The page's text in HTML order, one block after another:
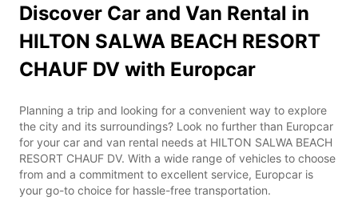
Discover Car and Van Rental in
HILTON SALWA BEACH RESORT
CHAUF DV with Europcar
Planning a trip and looking for a convenient way to explore
the city and its surroundings? Look no further than Europcar
for your car and van rental needs at HILTON SALWA BEACH
RESORT CHAUF DV. With a wide range of vehicles to choose
from and a commitment to excellent service, Europcar is
your go-to choice for hassle-free transportation.